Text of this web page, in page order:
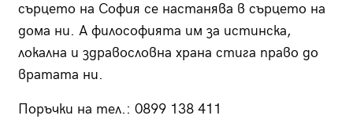
сърцето на София се настанява в сърцето на
дома ни. А философията им за истинска,
локална и здравословна храна стига право до
вратата ни.
Поръчки на тел.: 0899 138 411